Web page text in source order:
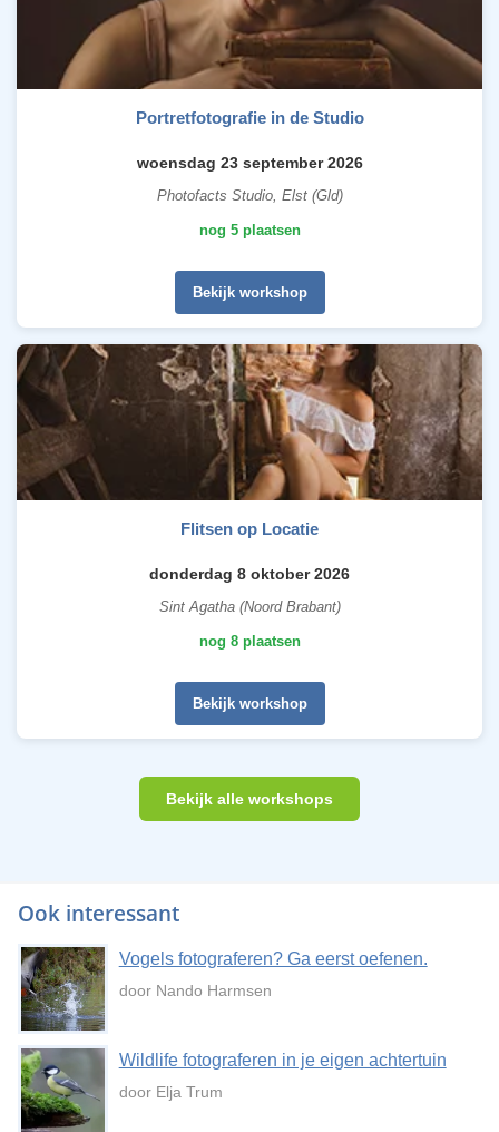
Portretfotografie in de Studio
woensdag 23 september 2026
Photofacts Studio, Elst (Gld)
nog 5 plaatsen
Bekijk workshop
Flitsen op Locatie
donderdag 8 oktober 2026
Sint Agatha (Noord Brabant)
nog 8 plaatsen
Bekijk workshop
Bekijk alle workshops
Ook interessant
Vogels fotograferen? Ga eerst oefenen.
door Nando Harmsen
Wildlife fotograferen in je eigen achtertuin
door Elja Trum